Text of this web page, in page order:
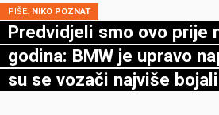
PIŠE: NIKO POZNAT
Predvidjeli smo ovo prije
godina: BMW je upravo
su se vozači najviše bojali